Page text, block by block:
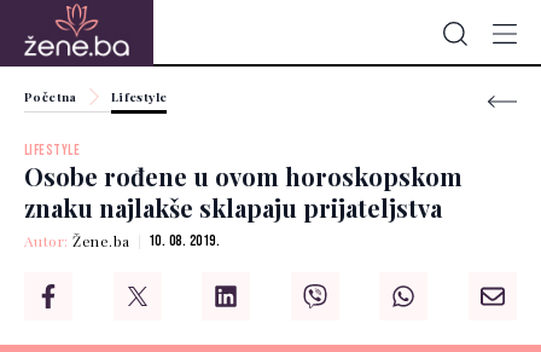
Početna Lifestyle
LIFESTYLE
Osobe rođene u ovom horoskopskom
znaku najlakše sklapaju prijateljstva
Autor:Žene.ba 10. 08. 2019.